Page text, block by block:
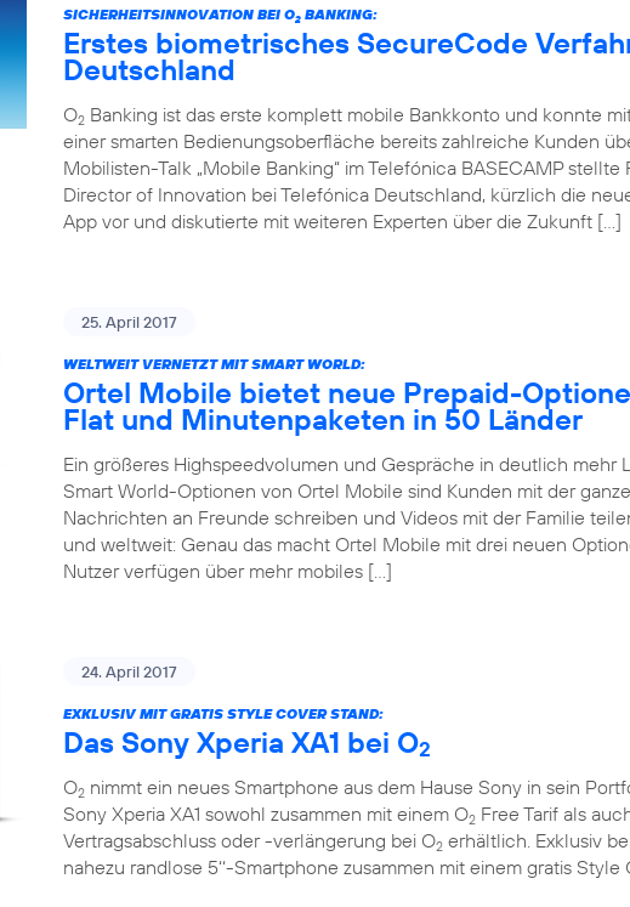
SICHERHEITSINNOVATION BEI O2 BANKING:
Erstes biometrisches SecureCode
Deutschland
O2 Banking ist das erste komplett mobile Bankkonto und konnte
einer smarten Bedienungsoberfläche bereits zahlreiche Kunden
Mobilisten-Talk „Mobile Banking“ im Telefónica BASECAMP
Director of Innovation bei Telefónica Deutschland, kürzlich die
App vor und diskutierte mit weiteren Experten über die Zukunft […]
25. April 2017
WELTWEIT VERNETZT MIT SMART WORLD:
Ortel Mobile bietet neue Prepaid-
Flat und Minutenpaketen in 50 Länder
Ein größeres Highspeedvolumen und Gespräche in deutlich mehr
Smart World-Optionen von Ortel Mobile sind Kunden mit der
Nachrichten an Freunde schreiben und Videos mit der Familie
und weltweit: Genau das macht Ortel Mobile mit drei neuen
Nutzer verfügen über mehr mobiles […]
24. April 2017
EXKLUSIV MIT GRATIS STYLE COVER STAND:
Das Sony Xperia XA1 bei O2
O2 nimmt ein neues Smartphone aus dem Hause Sony in sein
Sony Xperia XA1 sowohl zusammen mit einem O2 Free Tarif als
Vertragsabschluss oder -verlängerung bei O2 erhältlich. Exklusiv
nahezu randlose 5‘‘-Smartphone zusammen mit einem gratis